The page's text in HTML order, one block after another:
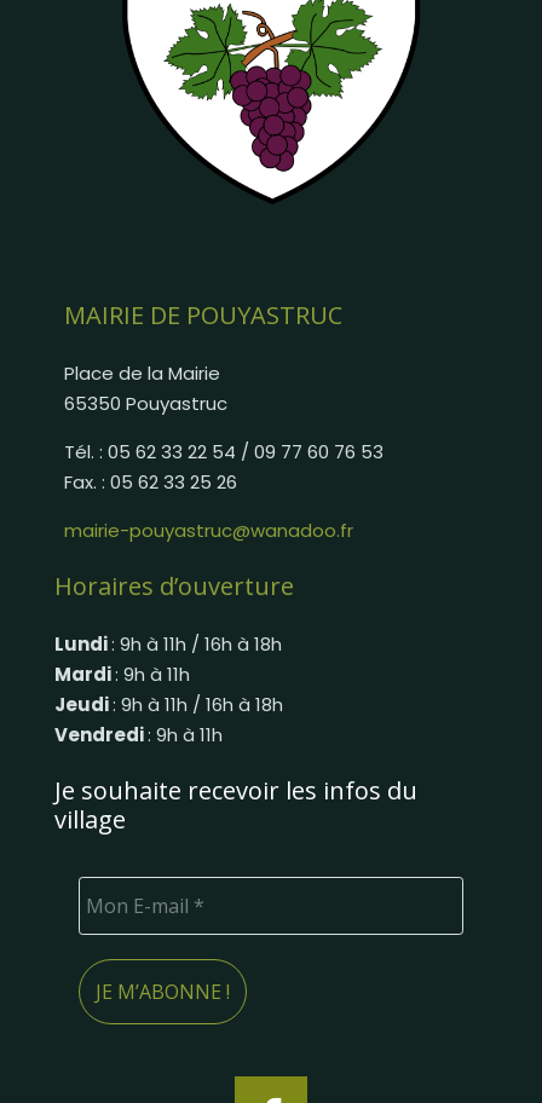
MAIRIE DE POUYASTRUC
Place de la Mairie
65350 Pouyastruc
Tél. : 05 62 33 22 54 / 09 77 60 76 53
Fax. : 05 62 33 25 26
mairie-pouyastruc@wanadoo.fr
Horaires d’ouverture
Lundi: 9h à 11h / 16h à 18h
Mardi: 9h à 11h
Jeudi: 9h à 11h / 16h à 18h
Vendredi: 9h à 11h
Je souhaite recevoir les infos du
village